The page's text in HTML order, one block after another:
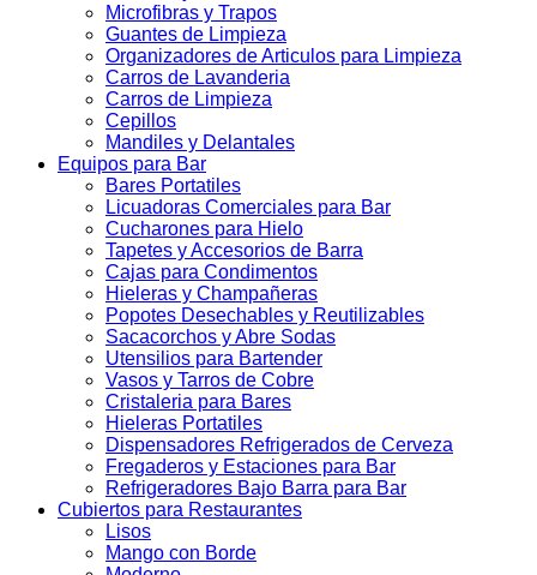
Microfibras y Trapos
Guantes de Limpieza
Organizadores de Articulos para Limpieza
Carros de Lavanderia
Carros de Limpieza
Cepillos
Mandiles y Delantales
Equipos para Bar
Bares Portatiles
Licuadoras Comerciales para Bar
Cucharones para Hielo
Tapetes y Accesorios de Barra
Cajas para Condimentos
Hieleras y Champañeras
Popotes Desechables y Reutilizables
Sacacorchos y Abre Sodas
Utensilios para Bartender
Vasos y Tarros de Cobre
Cristaleria para Bares
Hieleras Portatiles
Dispensadores Refrigerados de Cerveza
Fregaderos y Estaciones para Bar
Refrigeradores Bajo Barra para Bar
Cubiertos para Restaurantes
Lisos
Mango con Borde